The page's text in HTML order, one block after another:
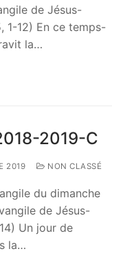
de Jésus-
1-12) En ce temps-
la…
2019-C
2019 NON CLASSÉ
du dimanche
de Jésus-
Un jour de
la…